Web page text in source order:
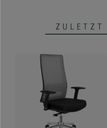
ZULETZT